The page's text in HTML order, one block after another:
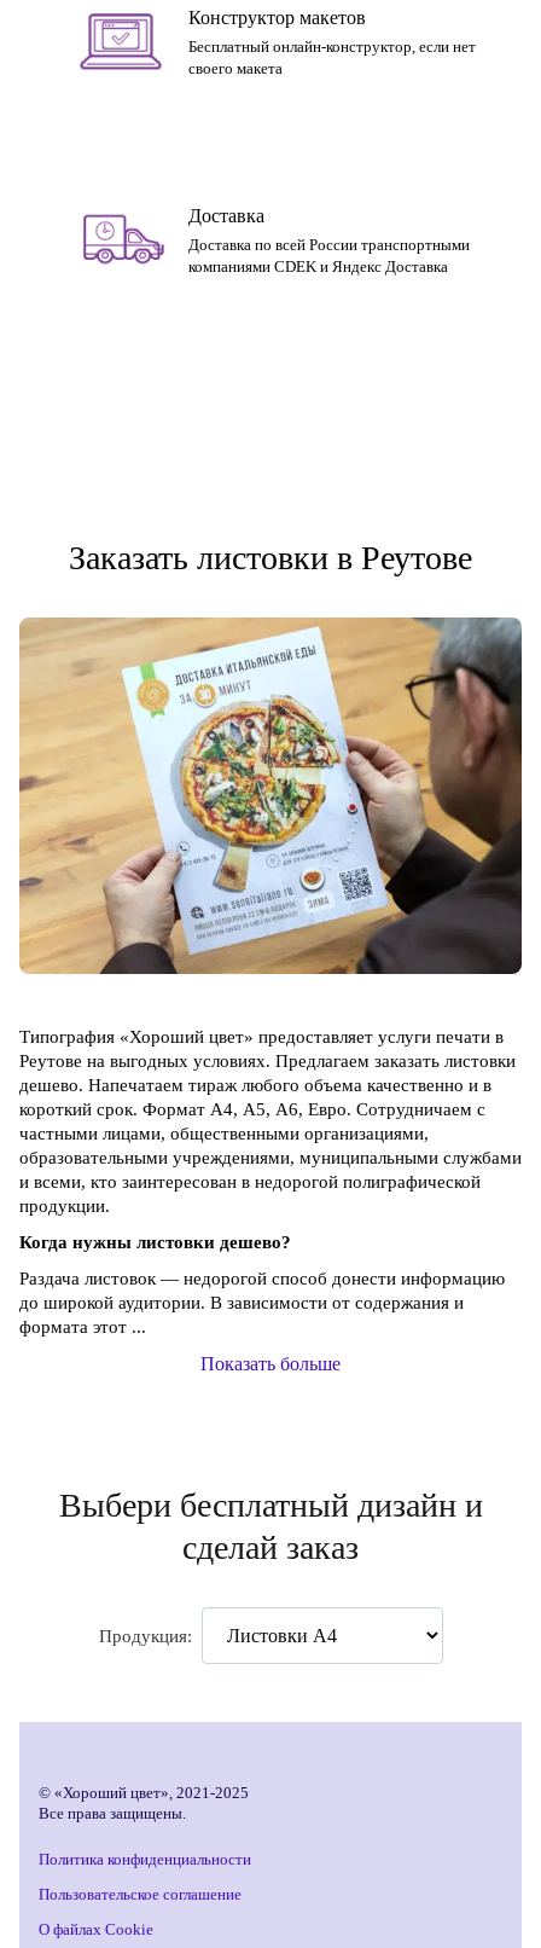
Конструктор макетов
Бесплатный онлайн-конструктор, если нет
своего макета
Доставка
Доставка по всей России транспортными
компаниями CDEK и Яндекс Доставка
Заказать листовки в Реутове
Типография «Хороший цвет» предоставляет услуги печати в
Реутове на выгодных условиях. Предлагаем заказать листовки
дешево. Напечатаем тираж любого объема качественно и в
короткий срок. Формат А4, А5, А6, Евро. Сотрудничаем с
частными лицами, общественными организациями,
образовательными учреждениями, муниципальными службами
и всеми, кто заинтересован в недорогой полиграфической
продукции.
Когда нужны листовки дешево?
Раздача листовок — недорогой способ донести информацию
до широкой аудитории. В зависимости от содержания и
формата этот ...
Показать больше
Выбери бесплатный дизайн и
сделай заказ
Продукция:
© «Хороший цвет», 2021-2025
Все права защищены.
Политика конфиденциальности
Пользовательское соглашение
О файлах Cookie